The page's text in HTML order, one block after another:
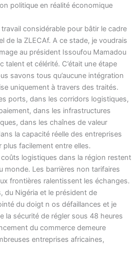
politique en réalité économique
travail considérable pour bâtir le cadre
de la ZLECAf. A ce stade, je voudrais
au président Issoufou Mamadou
talent et célérité. C’était une étape
savons tous qu’aucune intégration
uniquement à travers des traités.
ports, dans les corridors logistiques,
dans les infrastructures
dans les chaînes de valeur
la capacité réelle des entreprises
facilement entre elles.
coûts logistiques dans la région restent
monde. Les barrières non tarifaires
frontières ralentissent les échanges.
du Nigéria et le président de
du doigt n os défaillances et je
la sécurité de régler sous 48 heures
du commerce demeure
entreprises africaines,